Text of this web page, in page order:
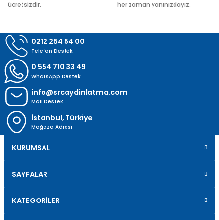
ücretsizdir.
her zaman yanınızdayız.
0212 254 54 00
Telefon Destek
0 554 710 33 49
WhatsApp Destek
info@srcaydinlatma.com
Mail Destek
İstanbul, Türkiye
Mağaza Adresi
KURUMSAL
SAYFALAR
KATEGORİLER